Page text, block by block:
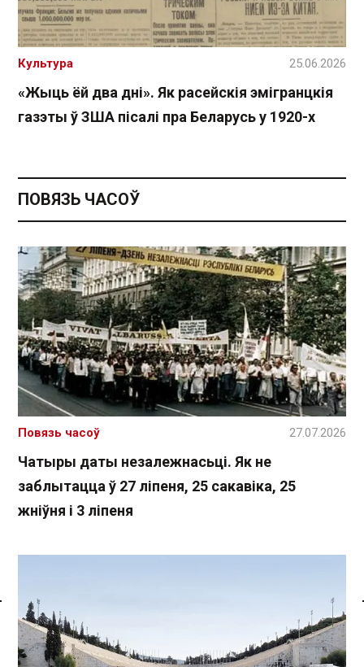
Спасылка без VPN
«Жыць ёй два дні». Як расейскія эмігранцкія
газэты ў ЗША пісалі пра Беларусь у 1920-х
Культура 25.06.2026
ПОВЯЗЬ ЧАСОЎ
Чатыры даты незалежнасьці. Як не
заблытацца ў 27 ліпеня, 25 сакавіка, 25
жніўня і 3 ліпеня
Повязь часоў 27.07.2026